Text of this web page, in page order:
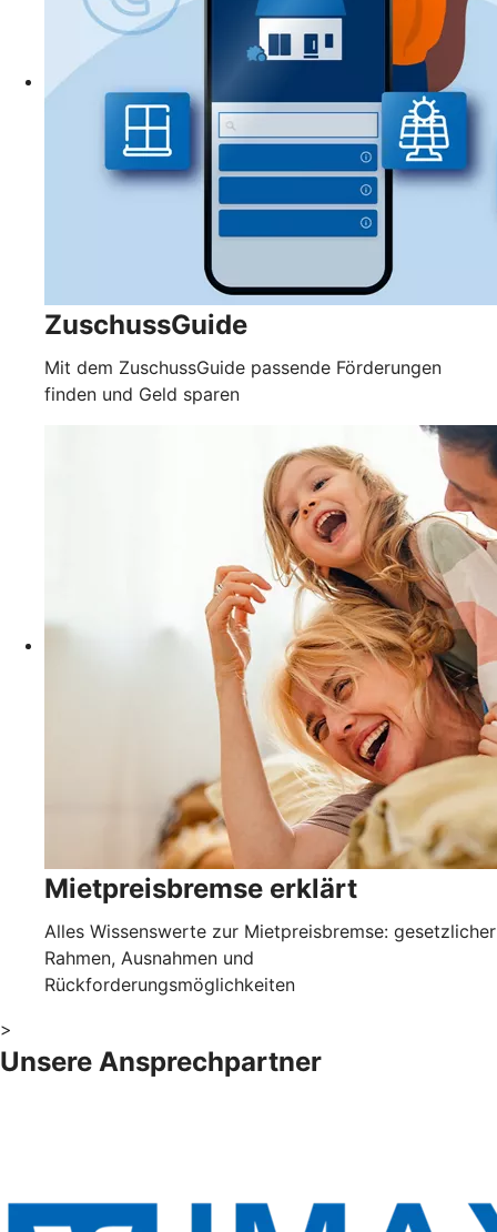
ZuschussGuide
Mit dem ZuschussGuide passende Förderungen
finden und Geld sparen
Mietpreisbremse erklärt
Alles Wissenswerte zur Mietpreisbremse: gesetzlicher
Rahmen, Ausnahmen und
Rückforderungsmöglichkeiten
>
Unsere Ansprechpartner